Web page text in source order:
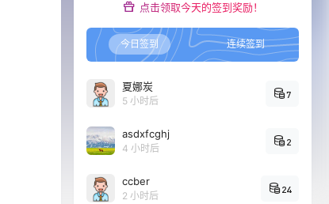
点击领取今天的签到奖励！
今日签到 连续签到
夏娜炭
5 小时后
7
asdxfcghj
4 小时后
2
ccber
2 小时后
24